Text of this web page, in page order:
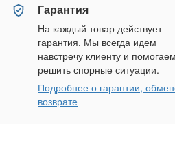
Гарантия
На каждый товар действует
гарантия. Мы всегда идем
навстречу клиенту и помогаем
решить спорные ситуации.
Подробнее о гарантии,
возврате